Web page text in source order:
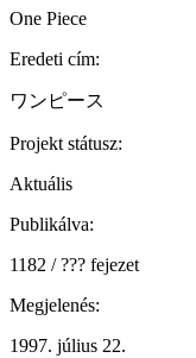
One Piece
Eredeti cím:
ワンピース
Projekt státusz:
Aktuális
Publikálva:
1182 / ??? fejezet
Megjelenés:
1997. július 22.